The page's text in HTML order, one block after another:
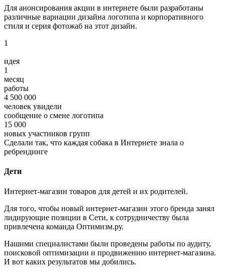
Для анонсирования акции в интернете были разработаны
различные вариации дизайна логотипа и корпоративного
стиля и серия фотожаб на этот дизайн.
1
идея
1
месяц
работы
4 500 000
человек увидели
сообщение о смене логотипа
15 000
новых участников групп
Сделали так, что каждая собака в Интернете знала о
ребрендинге
Дети
Интернет-магазин товаров для детей и их родителей.
Для того, чтобы новый интернет-магазин этого бренда занял
лидирующие позиции в Сети, к сотрудничеству была
привлечена команда Оптимизм.ру.
Нашими специалистами были проведены работы по аудиту,
поисковой оптимизации и продвижению интернет-магазина.
И вот каких результатов мы добились.